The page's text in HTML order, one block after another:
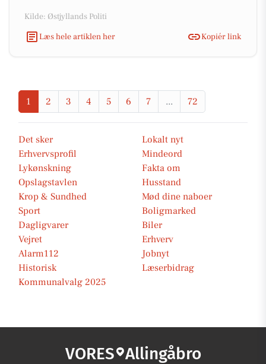
Kilde: Østjyllands Politi
Læs hele artiklen her
Kopiér link
1 2 3 4 5 6 7 ... 72
Det sker
Lokalt nyt
Erhvervsprofil
Mindeord
Lykønskning
Fakta om
Opslagstavlen
Husstand
Krop & Sundhed
Mød dine naboer
Sport
Boligmarked
Dagligvarer
Biler
Vejret
Erhverv
Alarm112
Jobnyt
Historisk
Læserbidrag
Kommunalvalg 2025
VORES Allingåbro